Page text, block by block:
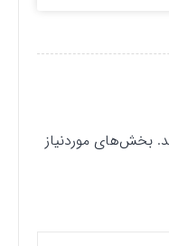
بخش‌های موردنیاز